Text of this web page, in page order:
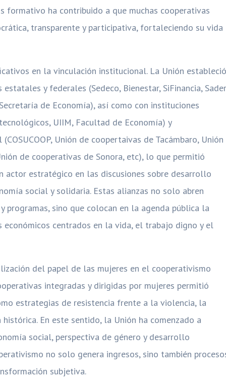
formativo ha contribuido a que muchas cooperativas
transparente y participativa, fortaleciendo su vida
en la vinculación institucional. La Unión
y federales (Sedeco, Bienestar, SiFinancia,
de Economía), así como con instituciones
UIIM, Facultad de Economía) y
Unión de coopertaivas de Tacámbaro, Unión
de cooperativas de Sonora, etc), lo que permitió
actor estratégico en las discusiones sobre desarrollo
social y solidaria. Estas alianzas no solo abren
programas, sino que colocan en la agenda pública la
centrados en la vida, el trabajo digno y el
del papel de las mujeres en el cooperativismo
integradas y dirigidas por mujeres permitió
estrategias de resistencia frente a la violencia, la
En este sentido, la Unión ha comenzado a
social, perspectiva de género y desarrollo
no solo genera ingresos, sino también
subjetiva.